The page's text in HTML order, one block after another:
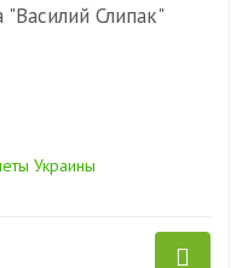
Слипак"
Украины